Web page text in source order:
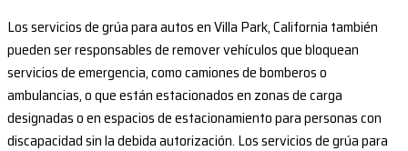
Los servicios de grúa para autos en Villa Park, California también
pueden ser responsables de remover vehículos que bloquean
servicios de emergencia, como camiones de bomberos o
ambulancias, o que están estacionados en zonas de carga
designadas o en espacios de estacionamiento para personas con
discapacidad sin la debida autorización. Los servicios de grúa para